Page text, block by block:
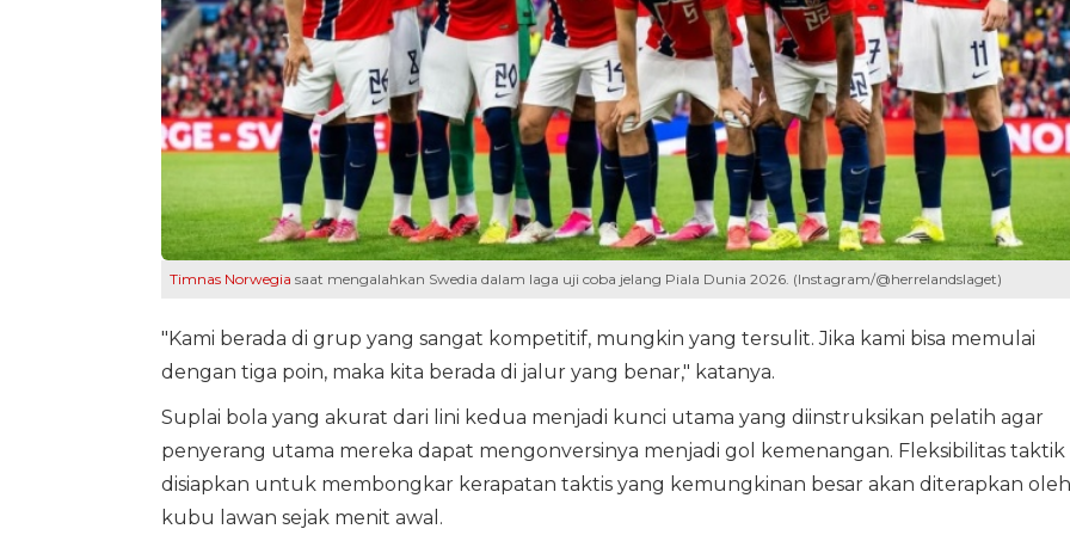
Timnas Norwegia saat mengalahkan Swedia dalam laga uji coba jelang Piala Dunia 2026. (Instagram/@herrelandslaget)
"Kami berada di grup yang sangat kompetitif, mungkin yang tersulit. Jika kami bisa memulai
dengan tiga poin, maka kita berada di jalur yang benar," katanya.
Suplai bola yang akurat dari lini kedua menjadi kunci utama yang diinstruksikan pelatih agar
penyerang utama mereka dapat mengonversinya menjadi gol kemenangan. Fleksibilitas taktik
disiapkan untuk membongkar kerapatan taktis yang kemungkinan besar akan diterapkan oleh
kubu lawan sejak menit awal.